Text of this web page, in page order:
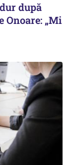
după
Onoare: „Mi